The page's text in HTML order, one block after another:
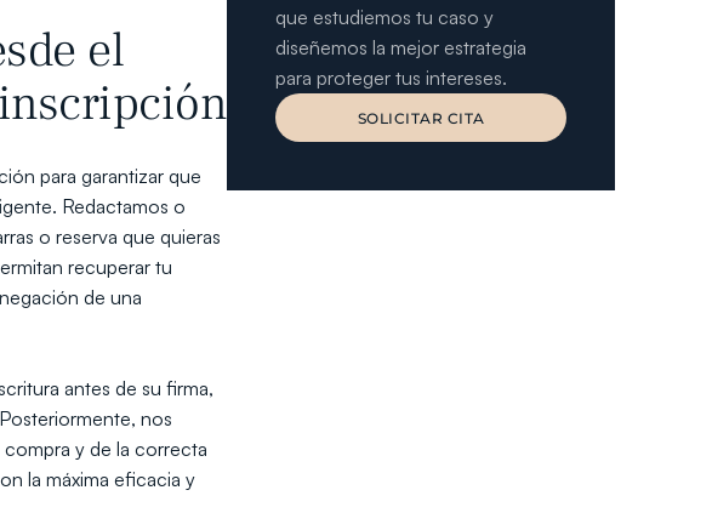
el
para garantizar que
Redactamos o
o reserva que quieras
recuperar tu
de una
antes de su firma,
nos
y de la correcta
la máxima eficacia y
que estudiemos tu caso y
diseñemos la mejor estrategia
para proteger tus intereses.
SOLICITAR CITA